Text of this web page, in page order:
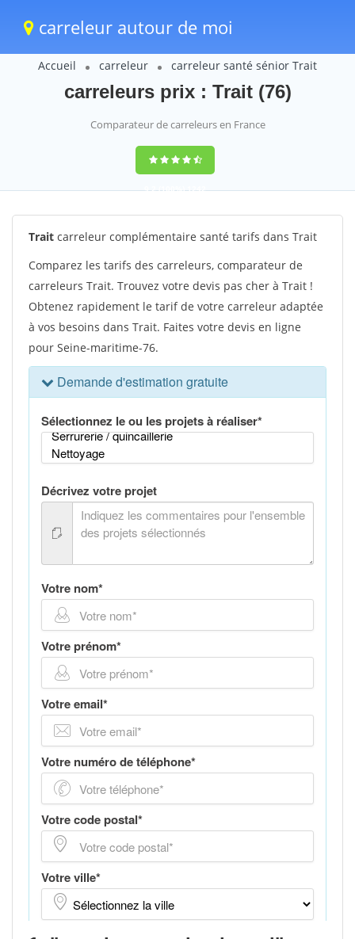
carreleur autour de moi
Accueil carreleur carreleur santé sénior Trait
carreleurs prix : Trait (76)
Comparateur de carreleurs en France
9,2(100%)1242
votes
Trait carreleur complémentaire santé tarifs dans Trait
Comparez les tarifs des carreleurs, comparateur de
carreleurs Trait. Trouvez votre devis pas cher à Trait !
Obtenez rapidement le tarif de votre carreleur adaptée
à vos besoins dans Trait. Faites votre devis en ligne
pour Seine-maritime-76.